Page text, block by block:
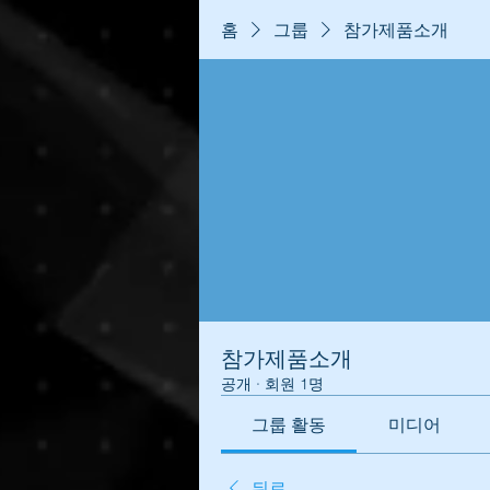
홈 그룹 참가제품소개
참가제품소개
공개 · 회원 1명
그룹 활동 미디어